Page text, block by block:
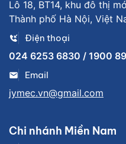
Lô 18, BT14, khu đô thị
Thành phố Hà Nội, Việt
Điện thoại
024 6253 6830 / 1900
Email
jymec.vn@gmail.com
Chi nhánh Miền Nam